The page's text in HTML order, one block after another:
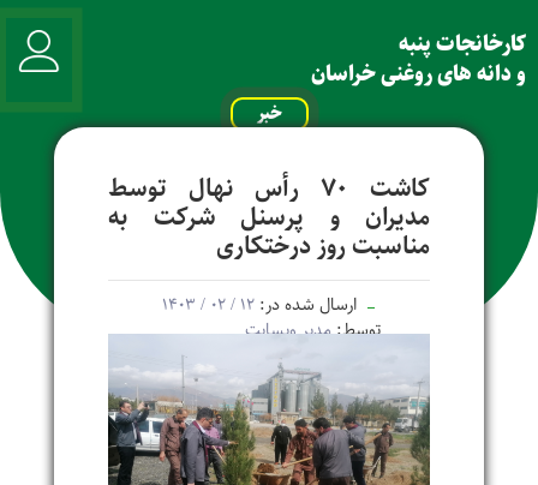
کارخانجات پنبه
و دانه های روغنی خراسان
خبر
کاشت 70 رأس نهال توسط
مدیران و پرسنل شرکت به
مناسبت روز درختکاری
ارسال شده در: ۱۲ / ۰۲ / ۱۴۰۳
توسط:مدیر وبسایت